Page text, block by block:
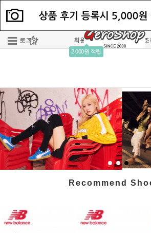
로그인 회원가입
2,000원 적립
주문조
Recommend